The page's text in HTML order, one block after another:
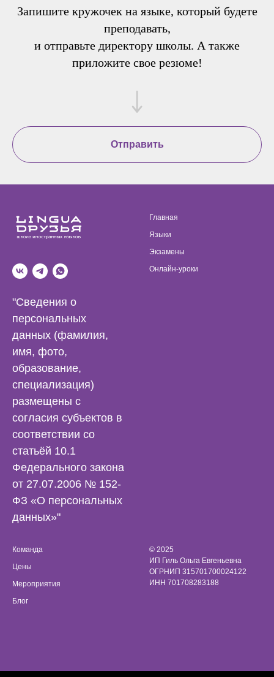
Запишите кружочек на языке, который будете
преподавать,
и отправьте директору школы. А также
приложите свое резюме!
Отправить
"Сведения о
персональных
данных (фамилия,
имя, фото,
образование,
специализация)
размещены с
согласия субъектов в
соответствии со
статьёй 10.1
Федерального закона
от 27.07.2006 № 152-
ФЗ «О персональных
данных»"
Главная
Языки
Экзамены
Онлайн-уроки
Команда
Цены
Мероприятия
Блог
© 2025
ИП Гиль Ольга Евгеньевна
ОГРНИП 315701700024122
ИНН 701708283188